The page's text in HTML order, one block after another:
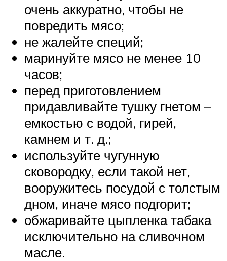
очень аккуратно, чтобы не
повредить мясо;
не жалейте специй;
маринуйте мясо не менее 10
часов;
перед приготовлением
придавливайте тушку гнетом –
емкостью с водой, гирей,
камнем и т. д.;
используйте чугунную
сковородку, если такой нет,
вооружитесь посудой с толстым
дном, иначе мясо подгорит;
обжаривайте цыпленка табака
исключительно на сливочном
масле.